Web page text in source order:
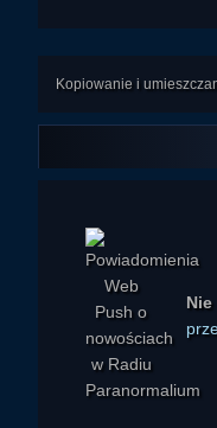
Kopiowanie i
Ivellios